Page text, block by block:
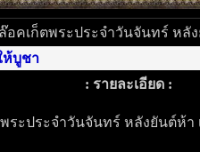
ล๊อคเก็ตพระประจำวันจันทร์ หลั
ห้บูชา
: รายละเอียด :
ระประจำวันจันทร์ หลังยันต์ห้า